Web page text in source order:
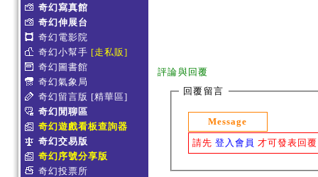
奇幻寫真館
奇幻伸展台
奇幻電影院
奇幻小幫手 [走私販]
奇幻圖書館
奇幻氣象局
奇幻留言版 [精華區]
奇幻閒聊區
奇幻遊戲看板查詢器
奇幻交易版
奇幻序號分享版
奇幻投票所
評論與回覆
回覆留言
Message
請先 登入會員 才可發表回